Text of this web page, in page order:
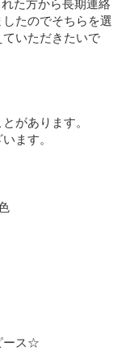
たのでそちらを選
いただきたいで
があります。
ます。
ース☆